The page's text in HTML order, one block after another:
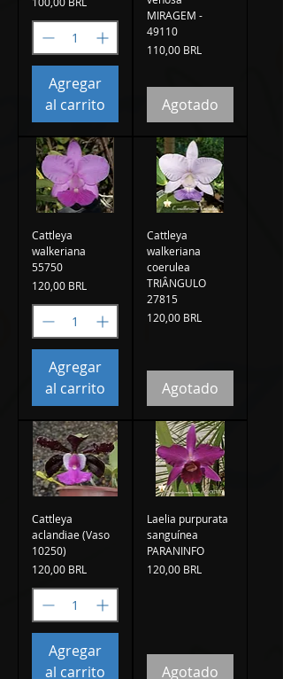
Agregar
al carrito
MIRAGEM -
49110
Precio
110,00 BRL
Agotado
Cattleya
walkeriana
55750
Precio
120,00 BRL
Agregar
al carrito
Cattleya
walkeriana
coerulea
TRIÂNGULO
27815
Precio
120,00 BRL
Agotado
Cattleya
aclandiae (Vaso
10250)
Precio
120,00 BRL
Agregar
al carrito
Laelia purpurata
sanguínea
PARANINFO
Precio
120,00 BRL
Agotado